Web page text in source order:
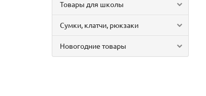
Товары для школы
Сумки, клатчи, рюкзаки
Новогодние товары